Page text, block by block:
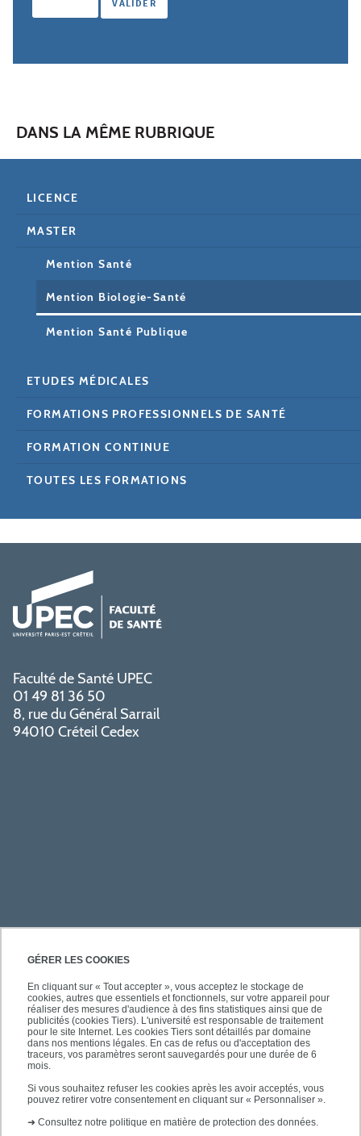
GÉRER LES COOKIES
En cliquant sur « Tout accepter », vous acceptez le stockage de
cookies, autres que essentiels et fonctionnels, sur votre appareil pour
réaliser des mesures d'audience à des fins statistiques ainsi que de
publicités (cookies Tiers). L'université est responsable de traitement
pour le site Internet. Les cookies Tiers sont détaillés par domaine
dans nos mentions légales. En cas de refus ou d'acceptation des
traceurs, vos paramètres seront sauvegardés pour une durée de 6
mois.
Si vous souhaitez refuser les cookies après les avoir acceptés, vous
pouvez retirer votre consentement en cliquant sur « Personnaliser ».
➜ Consultez notre politique en matière de protection des données.
DANS LA MÊME RUBRIQUE
LICENCE
MASTER
Mention Santé
Mention Biologie-Santé
Mention Santé Publique
ETUDES MÉDICALES
FORMATIONS PROFESSIONNELS DE SANTÉ
FORMATION CONTINUE
TOUTES LES FORMATIONS
Faculté de Santé UPEC
01 49 81 36 50
8, rue du Général Sarrail
94010 Créteil Cedex
PRATIQUE
ACCÈS RAPIDES
SUIVEZ-NOUS